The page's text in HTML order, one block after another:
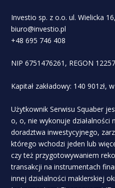
Investio sp. z o.o. ul. Wielicka
biuro@investio.pl
+48 695 746 408
NIP 6751476261, REGON
Kapitał zakładowy: 140 901zł,
Użytkownik Serwisu Squaber
o, o, nie wykonuje działalności
doradztwa inwestycyjnego,
którego wchodzi jeden lub
czy też przygotowywaniem
transakcji na instrumentach
innej działalności maklerskiej